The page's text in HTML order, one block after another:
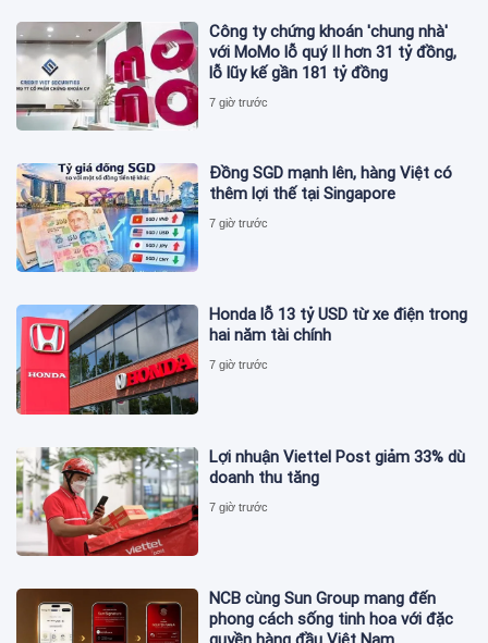
Công ty chứng khoán 'chung nhà'
với MoMo lỗ quý II hơn 31 tỷ đồng,
lỗ lũy kế gần 181 tỷ đồng
7 giờ trước
Đồng SGD mạnh lên, hàng Việt có
thêm lợi thế tại Singapore
7 giờ trước
Honda lỗ 13 tỷ USD từ xe điện trong
hai năm tài chính
7 giờ trước
Lợi nhuận Viettel Post giảm 33% dù
doanh thu tăng
7 giờ trước
NCB cùng Sun Group mang đến
phong cách sống tinh hoa với đặc